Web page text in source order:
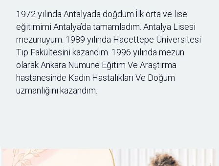
1972 yılında Antalyada doğdum.İlk orta ve lise
eğitimimi Antalya’da tamamladım. Antalya Lisesi
mezunuyum. 1989 yılında Hacettepe Üniversitesi
Tıp Fakültesini kazandım. 1996 yılında mezun
olarak Ankara Numune Eğitim Ve Araştırma
hastanesinde Kadın Hastalıkları Ve Doğum
uzmanlığını kazandım.